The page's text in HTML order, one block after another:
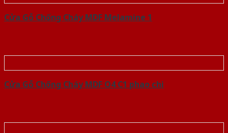
Cửa Gỗ Chống Cháy MDF Melamine 1
Cửa Gỗ Chống Cháy MDF O4 C1 phao chi